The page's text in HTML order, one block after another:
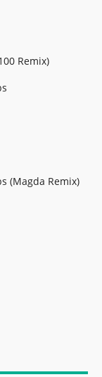
Remix)
(Magda Remix)